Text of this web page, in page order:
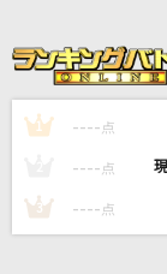
小此木まり/畠中洋
1 ---- 点
---- 点
3 ---- 点